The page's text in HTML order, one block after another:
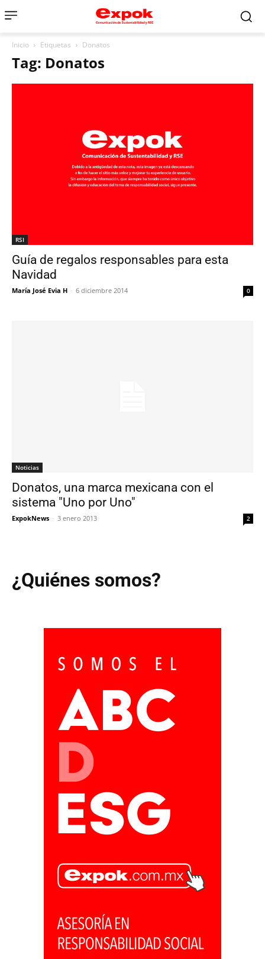
Inicio Etiquetas Donatos
Tag: Donatos
RSI
Guía de regalos responsables para esta
Navidad
María José Evia H - 6 diciembre 2014 0
Noticias
Donatos, una marca mexicana con el
sistema "Uno por Uno"
ExpokNews - 3 enero 2013 2
¿Quiénes somos?